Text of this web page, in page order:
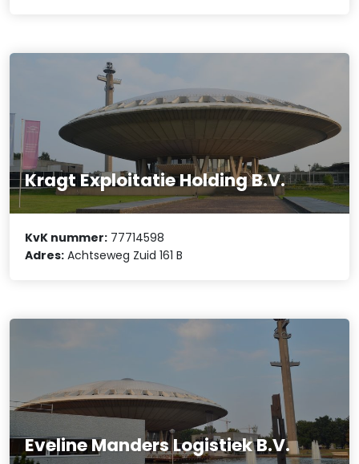
Kragt Exploitatie Holding B.V.
KvK nummer: 77714598
Adres: Achtseweg Zuid 161 B
Eveline Manders Logistiek B.V.